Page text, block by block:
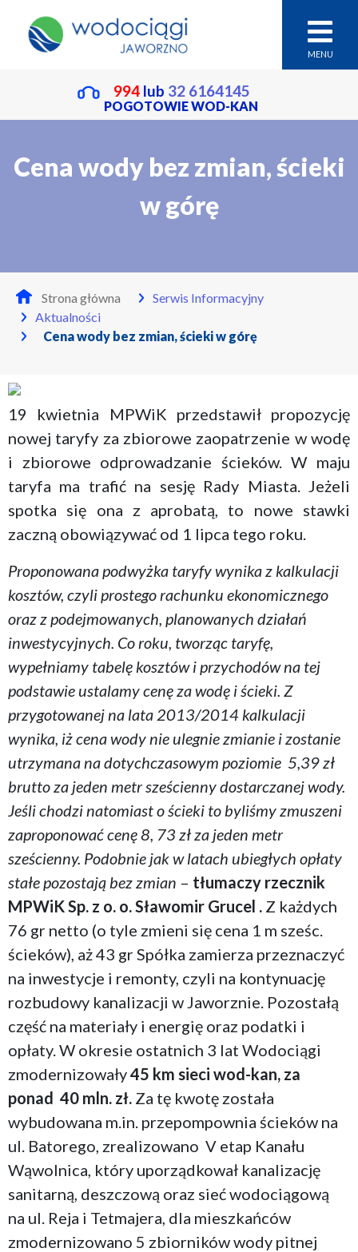
MENU
994 lub 32 6164145
POGOTOWIE WOD-KAN
Cena wody bez zmian, ścieki
w górę
Strona główna
Serwis Informacyjny
Aktualności
Cena wody bez zmian, ścieki w górę
19 kwietnia MPWiK przedstawił propozycję
nowej taryfy za zbiorowe zaopatrzenie w wodę
i zbiorowe odprowadzanie ścieków. W maju
taryfa ma trafić na sesję Rady Miasta. Jeżeli
spotka się ona z aprobatą, to nowe stawki
zaczną obowiązywać od 1 lipca tego roku.
Proponowana podwyżka taryfy wynika z kalkulacji
kosztów, czyli prostego rachunku ekonomicznego
oraz z podejmowanych, planowanych działań
inwestycyjnych. Co roku, tworząc taryfę,
wypełniamy tabelę kosztów i przychodów na tej
podstawie ustalamy cenę za wodę i ścieki. Z
przygotowanej na lata 2013/2014 kalkulacji
wynika, iż cena wody nie ulegnie zmianie i zostanie
utrzymana na dotychczasowym poziomie 5,39 zł
brutto za jeden metr sześcienny dostarczanej wody.
Jeśli chodzi natomiast o ścieki to byliśmy zmuszeni
zaproponować cenę 8, 73 zł za jeden metr
sześcienny. Podobnie jak w latach ubiegłych opłaty
stałe pozostają bez zmian – tłumaczy rzecznik
MPWiK Sp. z o. o. Sławomir Grucel . Z każdych
76 gr netto (o tyle zmieni się cena 1 m sześc.
ścieków), aż 43 gr Spółka zamierza przeznaczyć
na inwestycje i remonty, czyli na kontynuację
rozbudowy kanalizacji w Jaworznie. Pozostałą
część na materiały i energię oraz podatki i
opłaty. W okresie ostatnich 3 lat Wodociągi
zmodernizowały45 km sieci wod-kan, za
ponad 40 mln. zł. Za tę kwotę została
wybudowana m.in. przepompownia ścieków na
ul. Batorego, zrealizowano V etap Kanału
Wąwolnica, który uporządkował kanalizację
sanitarną, deszczową oraz sieć wodociągową
na ul. Reja i Tetmajera, dla mieszkańców
zmodernizowano 5 zbiorników wody pitnej